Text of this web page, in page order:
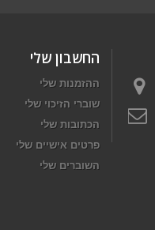
החשבון שלי
ההזמנות שלי
שוברי הזיכוי שלי
הכתובות שלי
פרטים אישיים שלי
השוברים שלי